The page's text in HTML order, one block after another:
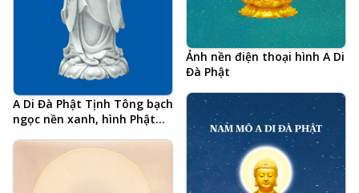
Ảnh nền điện thoại hình A Di
Đà Phật
A Di Đà Phật Tịnh Tông bạch
ngọc nền xanh, hình Phật
lớn